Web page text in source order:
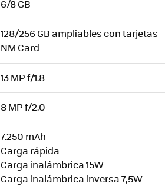
6/8 GB
128/256 GB ampliables con tarjetas
NM Card
13 MP f/1.8
8 MP f/2.0
7.250 mAh
Carga rápida
Carga inalámbrica 15W
Carga inalámbrica inversa 7,5W